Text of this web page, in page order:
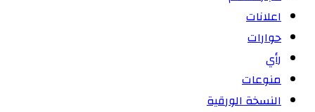
اعلانات
حوارات
رأي
منوعات
النسخة الورقية